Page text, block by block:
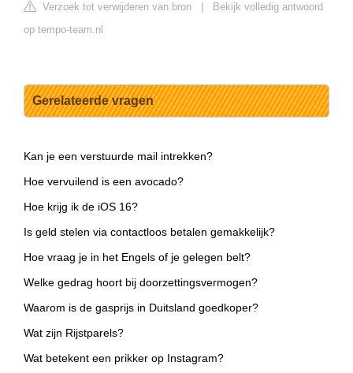
Verzoek tot verwijderen van bron
Bekijk volledig antwoord
op tempo-team.nl
Gerelateerde vragen
Kan je een verstuurde mail intrekken?
Hoe vervuilend is een avocado?
Hoe krijg ik de iOS 16?
Is geld stelen via contactloos betalen gemakkelijk?
Hoe vraag je in het Engels of je gelegen belt?
Welke gedrag hoort bij doorzettingsvermogen?
Waarom is de gasprijs in Duitsland goedkoper?
Wat zijn Rijstparels?
Wat betekent een prikker op Instagram?